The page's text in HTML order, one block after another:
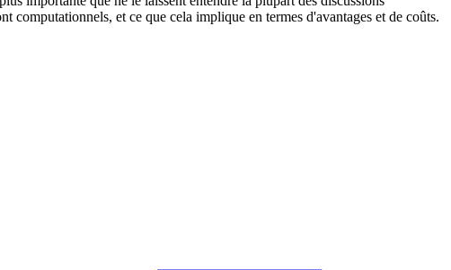
et ce que cela implique en termes d'avantages et de coûts.